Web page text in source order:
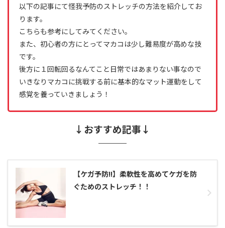
以下の記事にて怪我予防のストレッチの方法を紹介してお
ります。
こちらも参考にしてみてください。
また、初心者の方にとってマカコは少し難易度が高めな技
です。
後方に１回転回るなんてこと日常ではあまりない事なので
いきなりマカコに挑戦する前に基本的なマット運動をして
感覚を養っていきましょう！
↓おすすめ記事↓
【ケガ予防!!】柔軟性を高めてケガを防
ぐためのストレッチ！！